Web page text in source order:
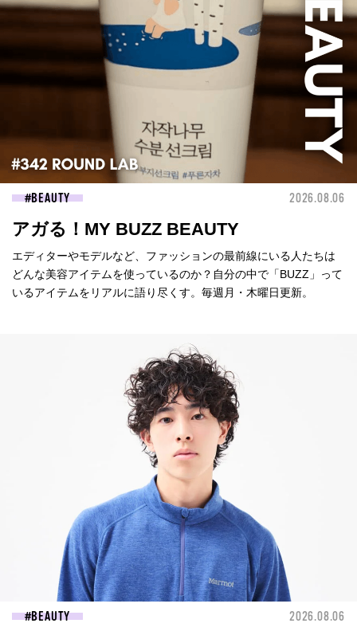
BEAUTY 2026.08.06
アガる！MY BUZZ BEAUTY
エディターやモデルなど、ファッションの最前線にいる人たちは
どんな美容アイテムを使っているのか？自分の中で「BUZZ」って
いるアイテムをリアルに語り尽くす。毎週月・木曜日更新。
BEAUTY 2026.08.06